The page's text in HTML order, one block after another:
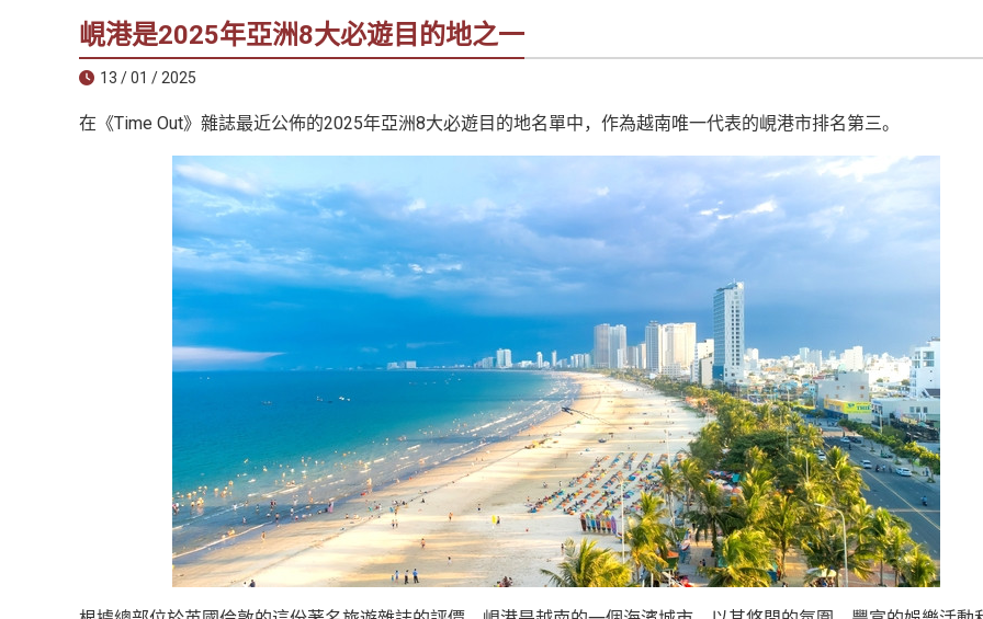
您
在
南
峴港是2025年亞洲8大必遊目的地之一
13 / 01 / 2025
在《Time Out》雜誌最近公佈的2025年亞洲8大必遊目的地名單中，作為越南唯一代表的峴港市排名第三。